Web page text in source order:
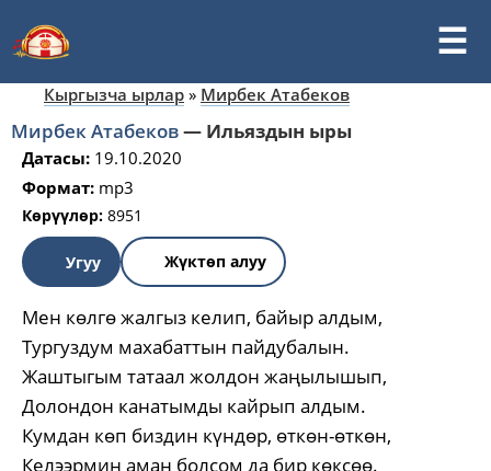
Кыргызча ырлар » Мирбек Атабеков
Мирбек Атабеков— Ильяздын ыры
Датасы: 19.10.2020
Формат: mp3
Көрүүлөр: 8951
Угуу Жүктөп алуу
Мен көлгө жалгыз келип, байыр алдым,
Тургуздум махабаттын пайдубалын.
Жаштыгым татаал жолдон жаңылышып,
Долондон канатымды кайрып алдым.
Кумдан көп биздин күндөр, өткөн-өткөн,
Келээрмин аман болсом да бир көксөө.